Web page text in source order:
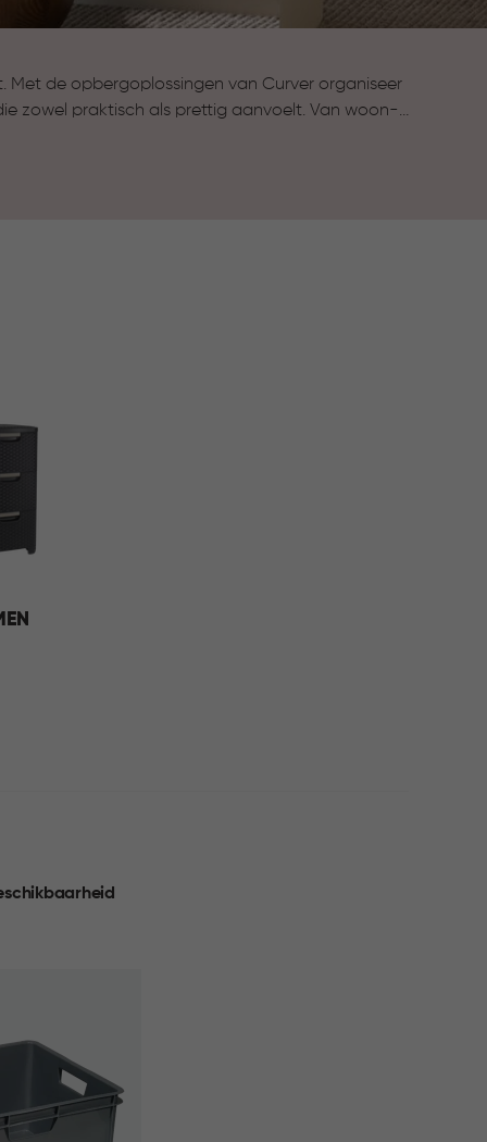
Met de opbergoplossingen van Curver organiseer
zowel praktisch als prettig aanvoelt. Van woon-